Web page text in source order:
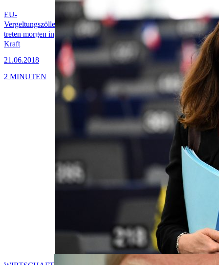
EU-
Vergeltungszölle
treten morgen in
Kraft
21.06.2018
2 MINUTEN